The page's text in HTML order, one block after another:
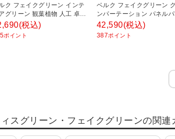
グリーン インテ
グリーン 観葉植物 人工 卓上
ト GR4389
(税込)
ポイント
ベルク フェイクグリーン
ンパーテーション パネル
ーション ルーバータイプ 観
物 人口 幅724×奥行300×高
1300mm
42,590(税込)
387ポイント
スグリーン・フェイクグリーンの関連